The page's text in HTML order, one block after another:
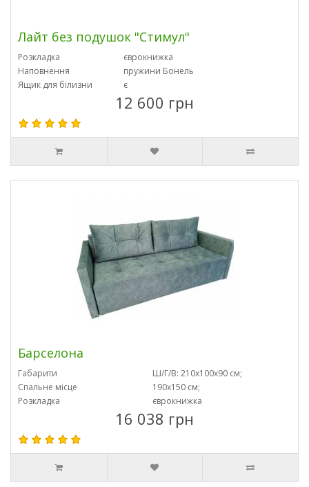
Лайт без подушок "Стимул"
Розкладка
єврокнижка
Наповнення
пружини Бонель
Ящик для білизни
є
12 600 грн
Барселона
Габарити
Ш/Г/В: 210х100х90 см;
Спальне місце
190х150 см;
Розкладка
єврокнижка
16 038 грн